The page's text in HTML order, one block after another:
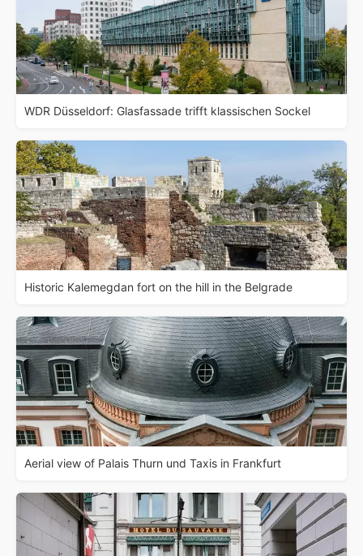
WDR Düsseldorf: Glasfassade trifft klassischen Sockel
Historic Kalemegdan fort on the hill in the Belgrade
Aerial view of Palais Thurn und Taxis in Frankfurt